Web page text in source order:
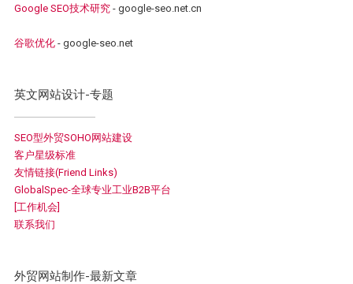
Google SEO技术研究- google-seo.net.cn
谷歌优化- google-seo.net
英文网站设计-专题
SEO型外贸SOHO网站建设
客户星级标准
友情链接(Friend Links)
GlobalSpec-全球专业工业B2B平台
[工作机会]
联系我们
外贸网站制作-最新文章